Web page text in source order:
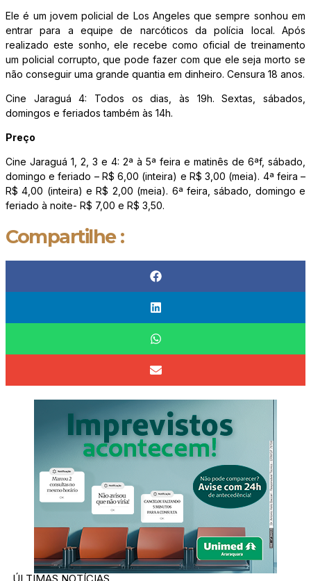
Ele é um jovem policial de Los Angeles que sempre sonhou em
entrar para a equipe de narcóticos da polícia local. Após
realizado este sonho, ele recebe como oficial de treinamento
um policial corrupto, que pode fazer com que ele seja morto se
não conseguir uma grande quantia em dinheiro. Censura 18 anos.
Cine Jaraguá 4: Todos os dias, às 19h. Sextas, sábados,
domingos e feriados também às 14h.
Preço
Cine Jaraguá 1, 2, 3 e 4: 2ª à 5ª feira e matinês de 6ªf, sábado,
domingo e feriado – R$ 6,00 (inteira) e R$ 3,00 (meia). 4ª feira –
R$ 4,00 (inteira) e R$ 2,00 (meia). 6ª feira, sábado, domingo e
feriado à noite- R$ 7,00 e R$ 3,50.
Compartilhe :